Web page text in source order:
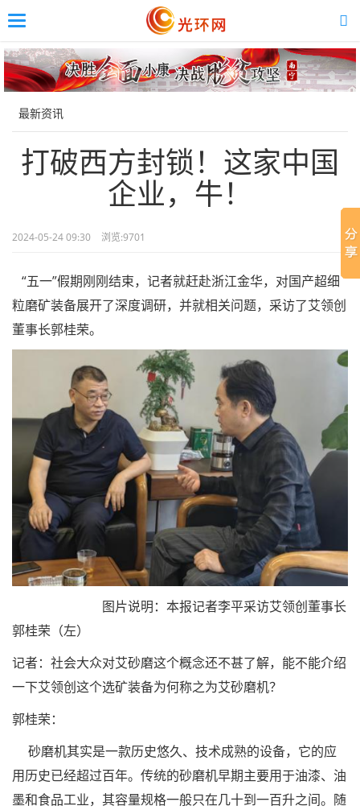
Skip
to
main
content
Toggle
最新资讯
打破西方封锁！这家中国
企业，牛！
2024-05-24 09:30 浏览:9701
“五一”假期刚刚结束，记者就赶赴浙江金华，对国产超细
粒磨矿装备展开了深度调研，并就相关问题，采访了艾领创
董事长郭桂荣。
图片说明：本报记者李平采访艾领创董事长
郭桂荣（左）
记者：社会大众对艾砂磨这个概念还不甚了解，能不能介绍
一下艾领创这个选矿装备为何称之为艾砂磨机？
郭桂荣：
砂磨机其实是一款历史悠久、技术成熟的设备，它的应
用历史已经超过百年。传统的砂磨机早期主要用于油漆、油
墨和食品工业，其容量规格一般只在几十到一百升之间。随